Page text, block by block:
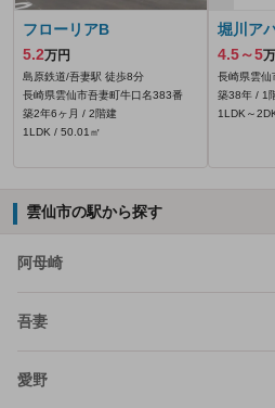
フローリアB
5.2万円
島原鉄道/吾妻駅 徒歩8分
長崎県雲仙市吾妻町牛口名383番
築2年6ヶ月 / 2階建
1LDK / 50.01㎡
堀川ア
4.5～5
長崎県雲仙
築38年 / 1
1LDK～
雲仙市の駅から探す
阿母崎
吾妻
愛野